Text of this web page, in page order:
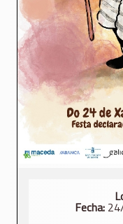
Fecha: